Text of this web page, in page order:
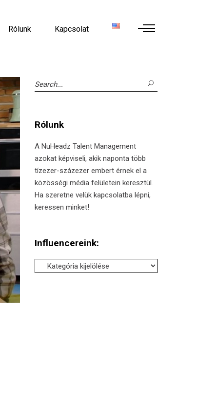
Rólunk Kapcsolat
Search
for:
Rólunk
A NuHeadz Talent Management
azokat képviseli, akik naponta több
tízezer-százezer embert érnek el a
közösségi média felületein keresztül.
Ha szeretne velük kapcsolatba lépni,
keressen minket!
Influencereink:
Influencereink: